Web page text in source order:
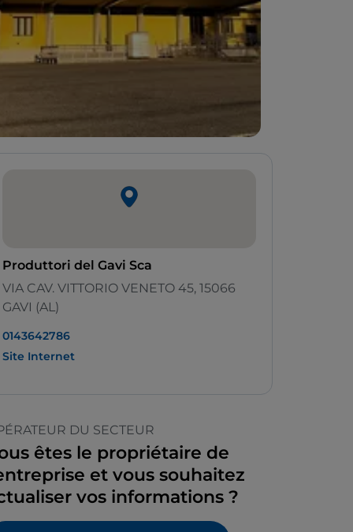
Produttori del Gavi Sca
VIA CAV. VITTORIO VENETO 45, 15066
GAVI (AL)
0143642786
Site Internet
DU SECTEUR
êtes le propriétaire de
et vous souhaitez
vos informations ?